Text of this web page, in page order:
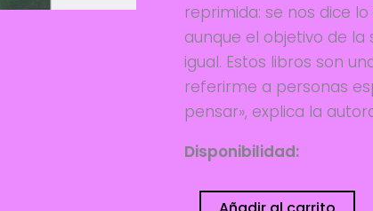
reprimida: se nos dice
aunque el objetivo de
igual. Estos libros son
referirme a personas
pensar», explica la
Disponibilidad:
Celebramos